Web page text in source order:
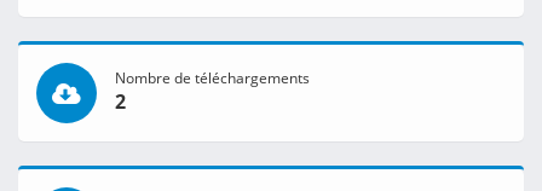
Nombre de téléchargements
2